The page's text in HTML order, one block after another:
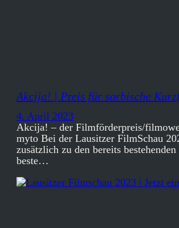
Akcija! | Preis für sorbische
4. April 2023
Akcija! – der Filmförderpreis/
myto Bei der Lausitzer FilmSchau
zusätzlich zu den bereits bestehenden
beste…